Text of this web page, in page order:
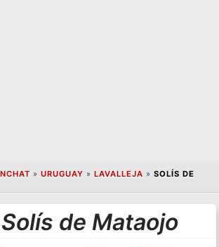
» URUGUAY » LAVALLEJA » SOLÍS DE
de Mataojo